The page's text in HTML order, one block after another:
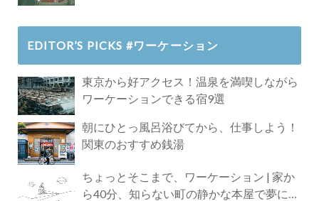
EDITOR’S PICKS #ワーケーション
東京から好アクセス！温泉を満喫しながら
ワーケーションできる宿9選
朝にひとっ風呂浴びてから、仕事しよう！
関東のおすすめ銭湯
ちょっとそこまで、ワーケーション | 家か
ら40分、知らない町の静かな本屋で夢に近